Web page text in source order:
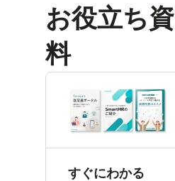
お役立ち資
料
すぐにわかる